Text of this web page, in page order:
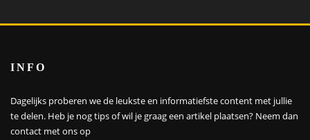
INFO
Dagelijks proberen we de leukste en informatiefste content met jullie
te delen. Heb je nog tips of wil je graag een artikel plaatsen? Neem dan
contact met ons op